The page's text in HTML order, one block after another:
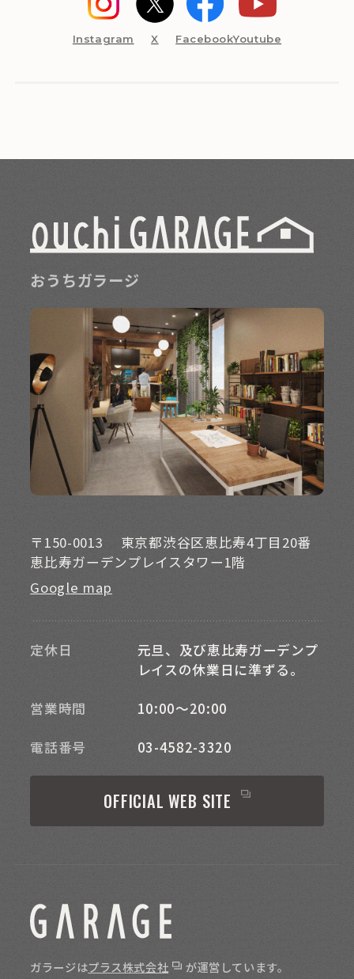
Instagram X FacebookYoutube
おうちガラージ
〒150-0013
東京都渋谷区恵比寿4丁目20番
恵比寿ガーデンプレイスタワー1階
Google map
定休日
元旦、及び恵比寿ガーデンプ
レイスの休業日に準ずる。
営業時間 10:00～20:00
電話番号 03-4582-3320
OFFICIAL WEB SITE
ガラージはプラス株式会社 が運営しています。